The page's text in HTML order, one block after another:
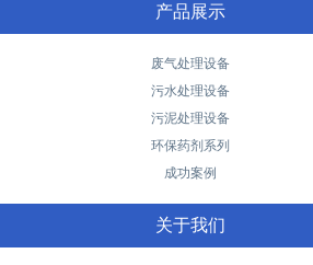
产品展示
废气处理设备
污水处理设备
污泥处理设备
环保药剂系列
成功案例
关于我们